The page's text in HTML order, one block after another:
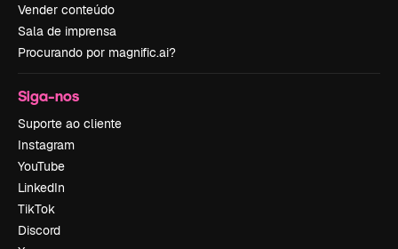
Vender conteúdo
Sala de imprensa
Procurando por magnific.ai?
Siga-nos
Suporte ao cliente
Instagram
YouTube
LinkedIn
TikTok
Discord